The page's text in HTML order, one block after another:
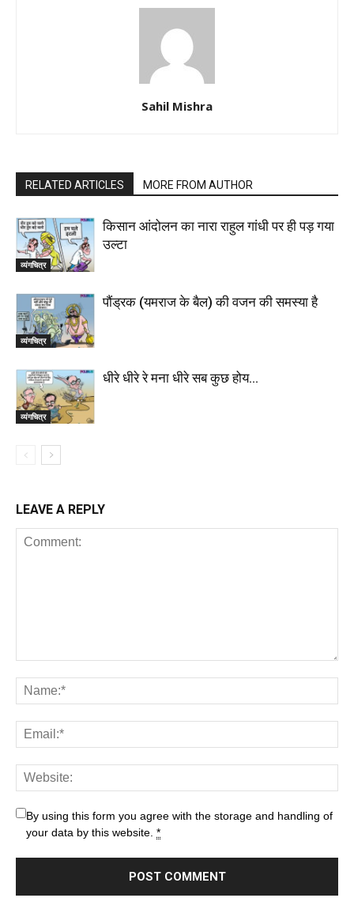
Sahil Mishra
RELATED ARTICLES MORE FROM AUTHOR
व्यंगचित्र
किसान आंदोलन का नारा राहुल गांधी पर ही पड़ गया
उल्टा
व्यंगचित्र
पौंड्रक (यमराज के बैल) की वजन की समस्या है
व्यंगचित्र
धीरे धीरे रे मना धीरे सब कुछ होय…
LEAVE A REPLY
By using this form you agree with the storage and handling of
your data by this website. *